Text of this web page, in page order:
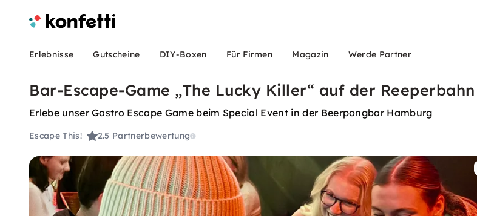
Erlebnisse Gutscheine DIY-Boxen Für Firmen Magazin Werde Partner
Bar-Escape-Game „The Lucky Killer“ auf der Reeperbahn
Erlebe unser Gastro Escape Game beim Special Event in der Beerpongbar Hamburg
Escape This! 2.5 Partnerbewertung